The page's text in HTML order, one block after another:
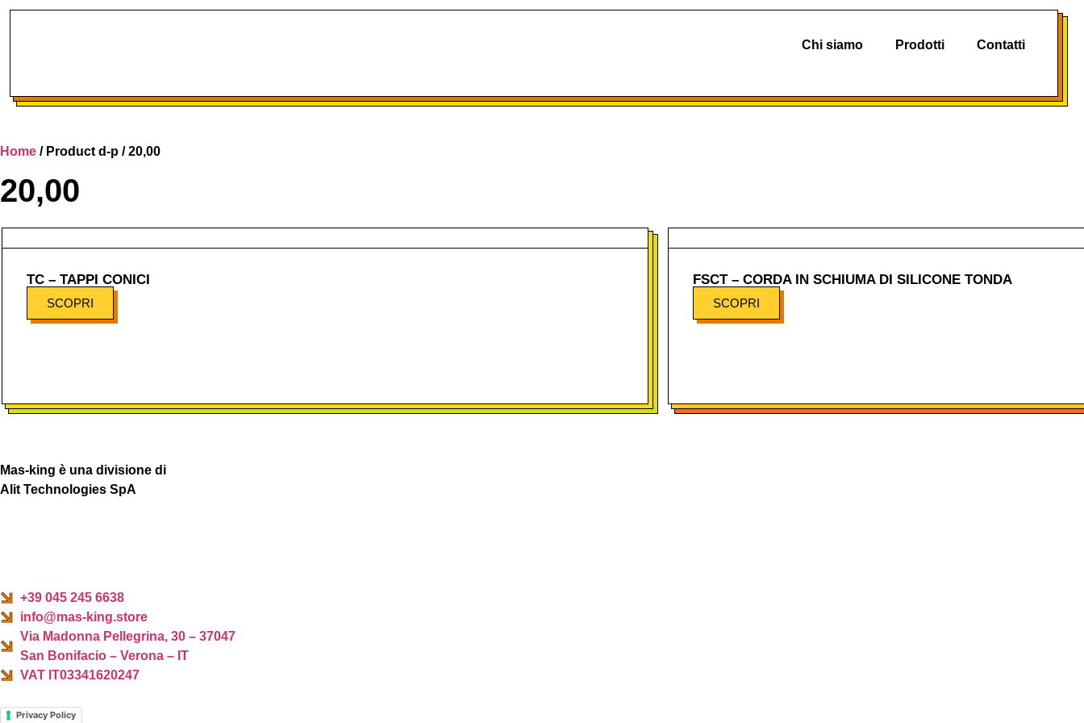
Chi siamo Prodotti Contatti
Home / Product d-p / 20,00
20,00
TC – TAPPI CONICI
SCOPRI
FSCT – CORDA IN SCHIUMA DI SILICONE TONDA
SCOPRI
Mas-king è una divisione di
Alit Technologies SpA
+39 045 245 6638
info@mas-king.store
Via Madonna Pellegrina, 30 – 37047
San Bonifacio – Verona – IT
VAT IT03341620247
Privacy Policy